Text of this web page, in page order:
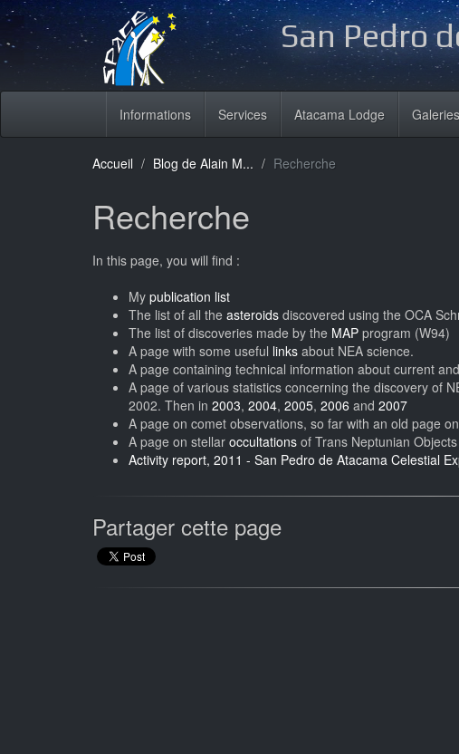
San Pedro
Informations Services Atacama Lodge Galeries
Accueil Blog de Alain M... Recherche
Recherche
In this page, you will find :
My publication list
The list of all the asteroids discovered using the OCA
The list of discoveries made by the MAP program (W94)
A page with some useful links about NEA science.
A page containing technical information about current
A page of various statistics concerning the discovery of
2002. Then in 2003, 2004, 2005, 2006 and 2007
A page on comet observations, so far with an old page on
A page on stellar occultations of Trans Neptunian
Activity report, 2011 - San Pedro de Atacama Celestial
Partager cette page